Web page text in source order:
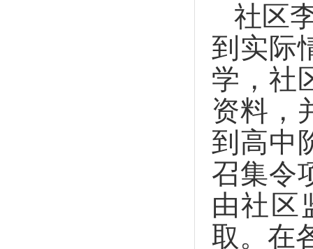
社区
到实际
学，社
资料，
到高中
召集令
由社区
取。在